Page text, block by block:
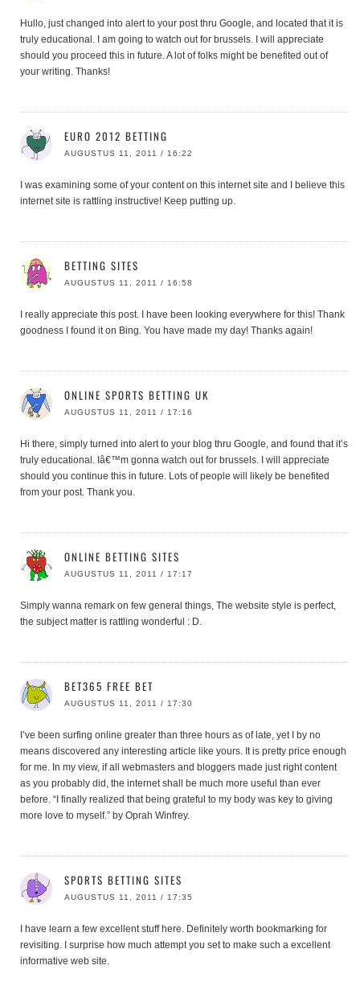
Hullo, just changed into alert to your post thru Google, and located that it is
truly educational. I am going to watch out for brussels. I will appreciate
should you proceed this in future. A lot of folks might be benefited out of
your writing. Thanks!
EURO 2012 BETTING
AUGUSTUS 11, 2011 / 16:22
I was examining some of your content on this internet site and I believe this
internet site is rattling instructive! Keep putting up.
BETTING SITES
AUGUSTUS 11, 2011 / 16:58
I really appreciate this post. I have been looking everywhere for this! Thank
goodness I found it on Bing. You have made my day! Thanks again!
ONLINE SPORTS BETTING UK
AUGUSTUS 11, 2011 / 17:16
Hi there, simply turned into alert to your blog thru Google, and found that it’s
truly educational. Iâ€™m gonna watch out for brussels. I will appreciate
should you continue this in future. Lots of people will likely be benefited
from your post. Thank you.
ONLINE BETTING SITES
AUGUSTUS 11, 2011 / 17:17
Simply wanna remark on few general things, The website style is perfect,
the subject matter is rattling wonderful : D.
BET365 FREE BET
AUGUSTUS 11, 2011 / 17:30
I’ve been surfing online greater than three hours as of late, yet I by no
means discovered any interesting article like yours. It is pretty price enough
for me. In my view, if all webmasters and bloggers made just right content
as you probably did, the internet shall be much more useful than ever
before. “I finally realized that being grateful to my body was key to giving
more love to myself.” by Oprah Winfrey.
SPORTS BETTING SITES
AUGUSTUS 11, 2011 / 17:35
I have learn a few excellent stuff here. Definitely worth bookmarking for
revisiting. I surprise how much attempt you set to make such a excellent
informative web site.